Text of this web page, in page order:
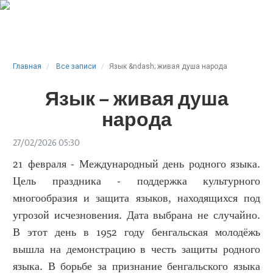
Главная Все записи Язык &ndash; живая душа народа
Язык – живая душа
народа
27/02/2026 05:30
21 февраля - Международный день родного языка.
Цель праздника - поддержка культурного
многообразия и защита языков, находящихся под
угрозой исчезновения. Дата выбрана не случайно.
В этот день в 1952 году бенгальская молодёжь
вышла на демонстрацию в честь защиты родного
языка. В борьбе за признание бенгальского языка